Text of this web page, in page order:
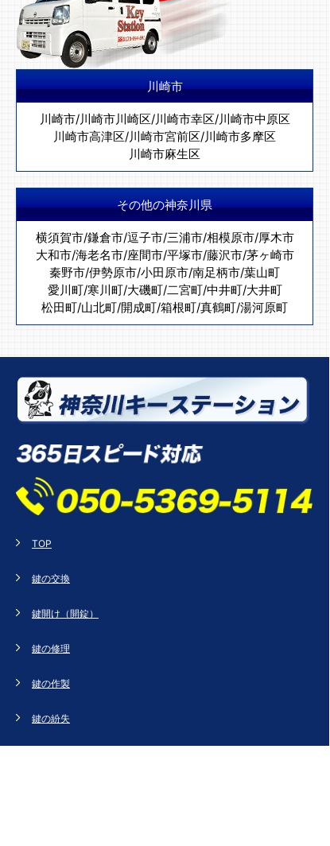
川崎市
川崎市/川崎市川崎区/川崎市幸区/川崎市中原区
川崎市高津区/川崎市宮前区/川崎市多摩区
川崎市麻生区
その他の神奈川県
横須賀市/鎌倉市/逗子市/三浦市/相模原市/厚木市
大和市/海老名市/座間市/平塚市/藤沢市/茅ヶ崎市
秦野市/伊勢原市/小田原市/南足柄市/葉山町
愛川町/寒川町/大磯町/二宮町/中井町/大井町
松田町/山北町/開成町/箱根町/真鶴町/湯河原町
TOP
鍵の交換
鍵開け（開錠）
鍵の修理
鍵の作製
鍵の紛失